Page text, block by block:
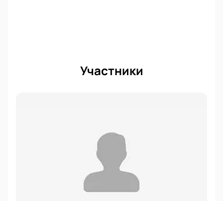
как приступить к покупке.
музыкант постоянно удивляет поклонников
разнообразием своего творчества. Чтобы лично
побывать на выступлении яркого, молодого певца,
успейте купить билеты на концерт Shaman в Санкт-
Петербурге. Бронируйте места прямо сейчас, пока
они еще остаются в наличии.
Участники